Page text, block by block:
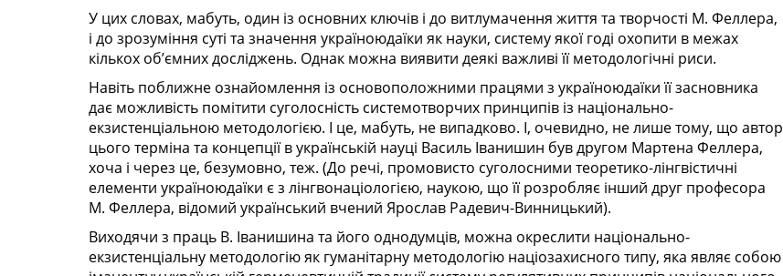
У цих словах, мабуть, один із основних ключів і до витлумачення життя та творчості М. Феллера,
і до зрозуміння суті та значення україноюдаїки як науки, систему якої годі охопити в межах
кількох об’ємних досліджень. Однак можна виявити деякі важливі її методологічні риси.
Навіть поближне ознайомлення із основоположними працями з україноюдаїки її засновника
дає можливість помітити суголосність системотворчих принципів із національно-
екзистенціальною методологією. І це, мабуть, не випадково. І, очевидно, не лише тому, що автор
цього терміна та концепції в українській науці Василь Іванишин був другом Мартена Феллера,
хоча і через це, безумовно, теж. (До речі, промовисто суголосними теоретико-лінгвістичні
елементи україноюдаїки є з лінгвонаціологією, наукою, що її розробляє інший друг професора
М. Феллера, відомий український вчений Ярослав Радевич-Винницький).
Виходячи з праць В. Іванишина та його однодумців, можна окреслити національно-
екзистенціальну методологію як гуманітарну методологію націозахисного типу, яка являє собою